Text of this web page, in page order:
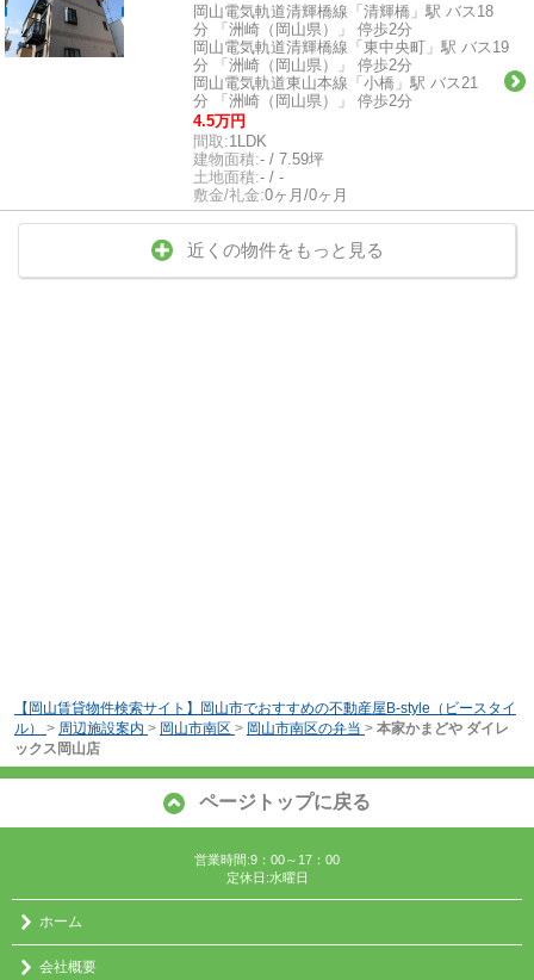
岡山電気軌道清輝橋線「清輝橋」駅 バス18
分 「洲崎（岡山県）」 停歩2分
岡山電気軌道清輝橋線「東中央町」駅 バス19
分 「洲崎（岡山県）」 停歩2分
岡山電気軌道東山本線「小橋」駅 バス21
分 「洲崎（岡山県）」 停歩2分
4.5万円
間取:1LDK
建物面積:- / 7.59坪
土地面積:- / -
敷金/礼金:0ヶ月/0ヶ月
近くの物件をもっと見る
【岡山賃貸物件検索サイト】岡山市でおすすめの不動産屋B-style（ビースタイ
ル）
> 周辺施設案内 > 岡山市南区 > 岡山市南区の弁当 > 本家かまどや ダイレ
ックス岡山店
ページトップに戻る
営業時間:9：00～17：00
定休日:水曜日
ホーム
会社概要